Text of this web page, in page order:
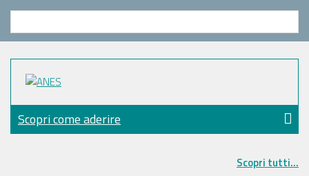
Scopri come aderire
Scopri tutti...